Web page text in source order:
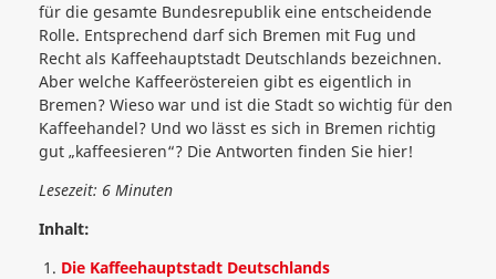
für die gesamte Bundesrepublik eine entscheidende
Rolle. Entsprechend darf sich Bremen mit Fug und
Recht als Kaffeehauptstadt Deutschlands bezeichnen.
Aber welche Kaffeeröstereien gibt es eigentlich in
Bremen? Wieso war und ist die Stadt so wichtig für den
Kaffeehandel? Und wo lässt es sich in Bremen richtig
gut „kaffeesieren“? Die Antworten finden Sie hier!
Lesezeit: 6 Minuten
Inhalt:
Die Kaffeehauptstadt Deutschlands